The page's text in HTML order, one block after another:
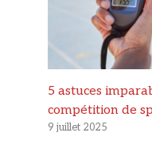
5 astuces
compétition de
9 juillet 2025